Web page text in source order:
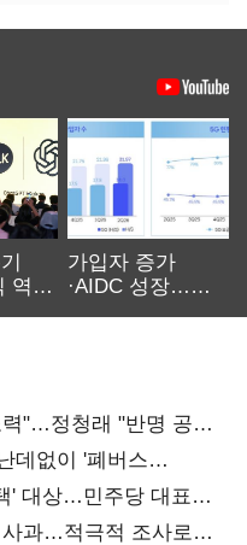
역대
가입자 증가
·AIDC 성장…
"…정청래 "반명 공세
데없이 '폐버스
' 대상…민주당 대표로
과…적극적 조사로